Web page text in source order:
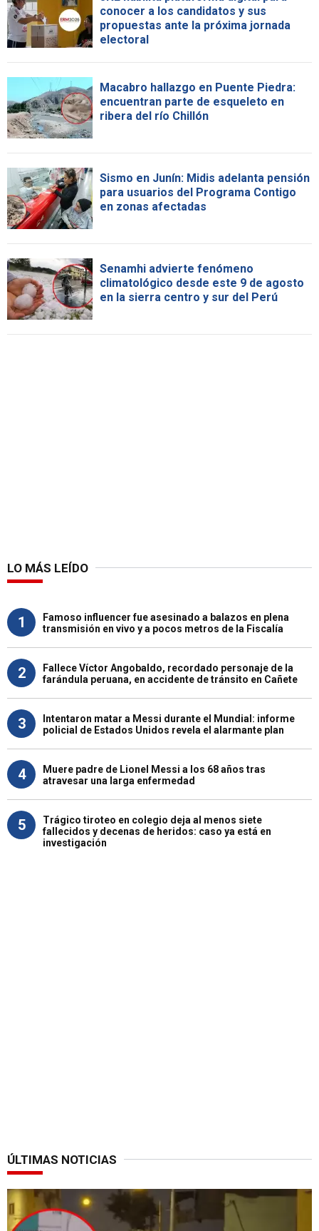
conocer a los candidatos y sus
propuestas ante la próxima jornada
electoral
Macabro hallazgo en Puente Piedra:
encuentran parte de esqueleto en
ribera del río Chillón
Sismo en Junín: Midis adelanta pensión
para usuarios del Programa Contigo
en zonas afectadas
Senamhi advierte fenómeno
climatológico desde este 9 de agosto
en la sierra centro y sur del Perú
LO MÁS LEÍDO
1
Famoso influencer fue asesinado a balazos en plena
transmisión en vivo y a pocos metros de la Fiscalía
2
Fallece Víctor Angobaldo, recordado personaje de la
farándula peruana, en accidente de tránsito en Cañete
3
Intentaron matar a Messi durante el Mundial: informe
policial de Estados Unidos revela el alarmante plan
4
Muere padre de Lionel Messi a los 68 años tras
atravesar una larga enfermedad
5
Trágico tiroteo en colegio deja al menos siete
fallecidos y decenas de heridos: caso ya está en
investigación
ÚLTIMAS NOTICIAS